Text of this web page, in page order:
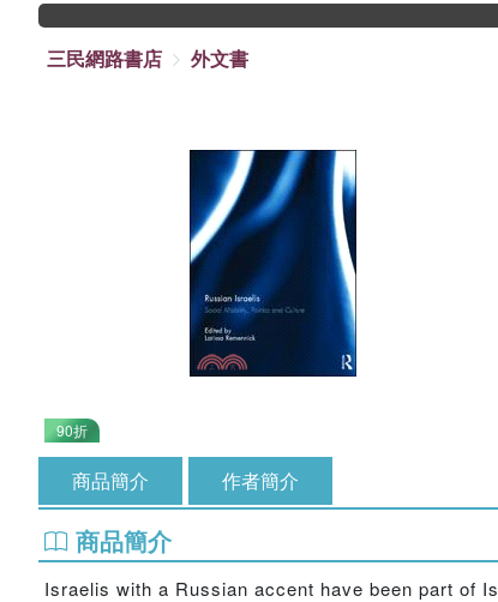
三民網路書店
外文書
90折
商品簡介 作者簡介
商品簡介
Israelis with a Russian accent have been part of